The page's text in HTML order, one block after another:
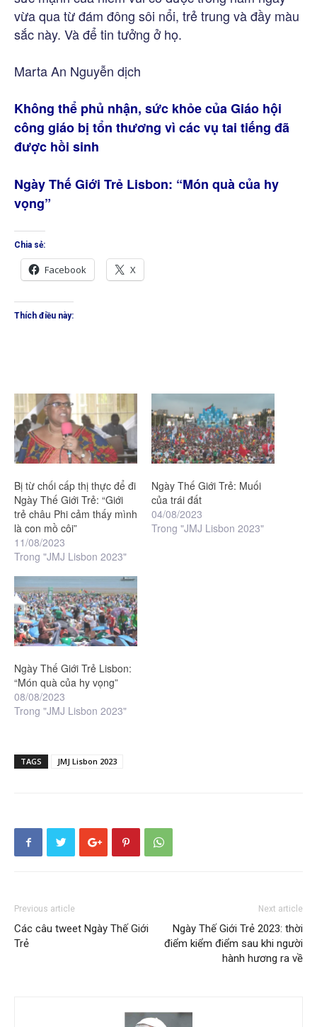
vừa qua từ đám đông sôi nổi, trẻ trung và đầy màu
sắc này. Và để tin tưởng ở họ.
Marta An Nguyễn dịch
Không thể phủ nhận, sức khỏe của Giáo hội
công giáo bị tổn thương vì các vụ tai tiếng đã
được hồi sinh
Ngày Thế Giới Trẻ Lisbon: “Món quà của hy
vọng”
Chia sẻ:
Facebook X
Thích điều này:
Bị từ chối cấp thị thực để đi
Ngày Thế Giới Trẻ: “Giới
trẻ châu Phi cảm thấy mình
là con mồ côi”
11/08/2023
Trong "JMJ Lisbon 2023"
Ngày Thế Giới Trẻ: Muối
của trái đất
04/08/2023
Trong "JMJ Lisbon 2023"
Ngày Thế Giới Trẻ Lisbon:
“Món quà của hy vọng”
08/08/2023
Trong "JMJ Lisbon 2023"
TAGS JMJ Lisbon 2023
Previous article
Các câu tweet Ngày Thế Giới
Trẻ
Next article
Ngày Thế Giới Trẻ 2023: thời
điểm kiểm điểm sau khi người
hành hương ra về